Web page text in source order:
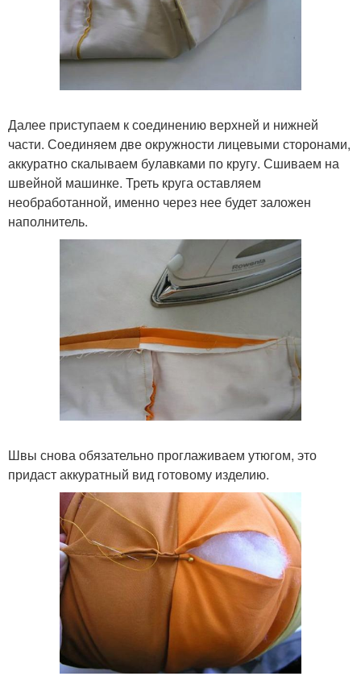
Далее приступаем к соединению верхней и нижней
части. Соединяем две окружности лицевыми сторонами,
аккуратно скалываем булавками по кругу. Сшиваем на
швейной машинке. Треть круга оставляем
необработанной, именно через нее будет заложен
наполнитель.
Швы снова обязательно проглаживаем утюгом, это
придаст аккуратный вид готовому изделию.